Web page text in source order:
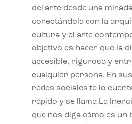
del arte desde una
conectándola con la
cultura y el arte
objetivo es hacer que la
accesible, rigurosa y
cualquier persona. En
redes sociales te lo
rápido y se llama La
que nos diga cómo es un